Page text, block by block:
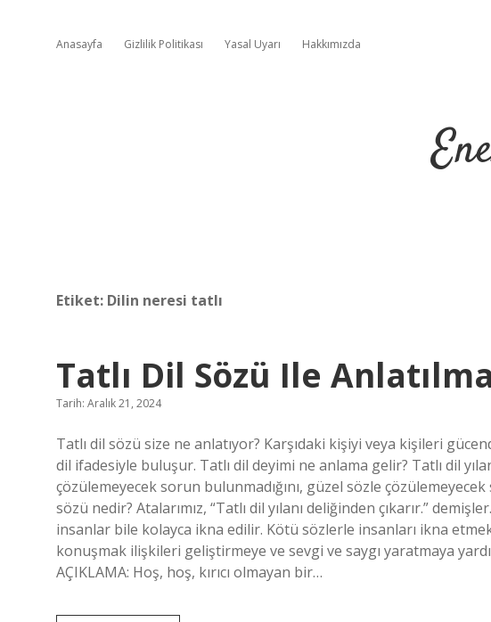
Anasayfa Gizlilik Politikası Yasal Uyarı Hakkımızda
Etiket: Dilin neresi tatlı
Tatlı Dil Sözü Ile
Tarih: Aralık 21, 2024
Tatlı dil sözü size ne anlatıyor? Karşıdaki kişiyi veya kişileri
dil ifadesiyle buluşur. Tatlı dil deyimi ne anlama gelir? Tatlı dil
çözülemeyecek sorun bulunmadığını, güzel sözle
sözü nedir? Atalarımız, “Tatlı dil yılanı deliğinden çıkarır.”
insanlar bile kolayca ikna edilir. Kötü sözlerle insanları ikna
konuşmak ilişkileri geliştirmeye ve sevgi ve saygı yaratmaya
AÇIKLAMA: Hoş, hoş, kırıcı olmayan bir…